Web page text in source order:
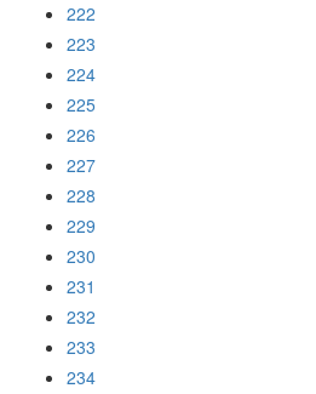
222
223
224
225
226
227
228
229
230
231
232
233
234